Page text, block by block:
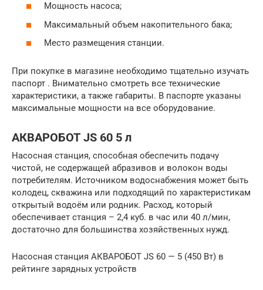
Мощность насоса;
Максимальный объем накопительного бака;
Место размещения станции.
При покупке в магазине необходимо тщательно изучать
паспорт . Внимательно смотреть все технические
характеристики, а также габариты. В паспорте указаны
максимальные мощности на все оборудование.
АКВАРОБОТ JS 60 5 л
Насосная станция, способная обеспечить подачу
чистой, не содержащей абразивов и волокон воды
потребителям. Источником водоснабжения может быть
колодец, скважина или подходящий по характеристикам
открытый водоём или родник. Расход, который
обеспечивает станция – 2,4 куб. в час или 40 л/мин,
достаточно для большинства хозяйственных нужд.
Насосная станция АКВАРОБОТ JS 60 — 5 (450 Вт) в
рейтинге зарядных устройств